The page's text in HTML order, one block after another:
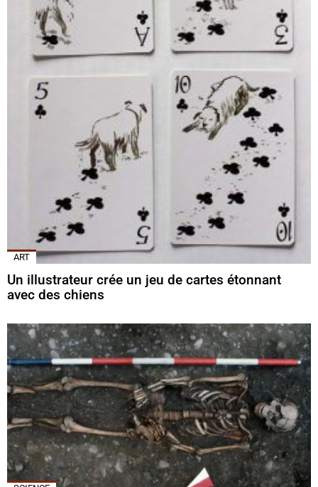
ART
Un illustrateur crée un jeu de cartes étonnant
avec des chiens